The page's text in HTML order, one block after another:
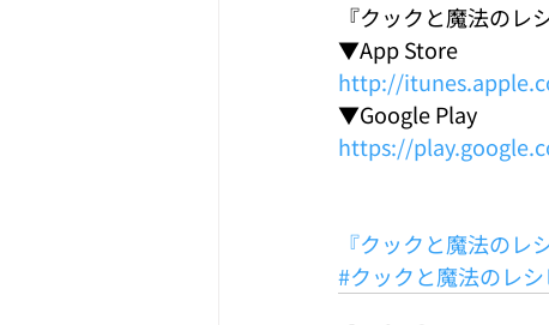
『クックと魔法のレ
▼App Store
http://
▼Google Play
https://
『クックと魔法のレ
#クックと魔法のレシ